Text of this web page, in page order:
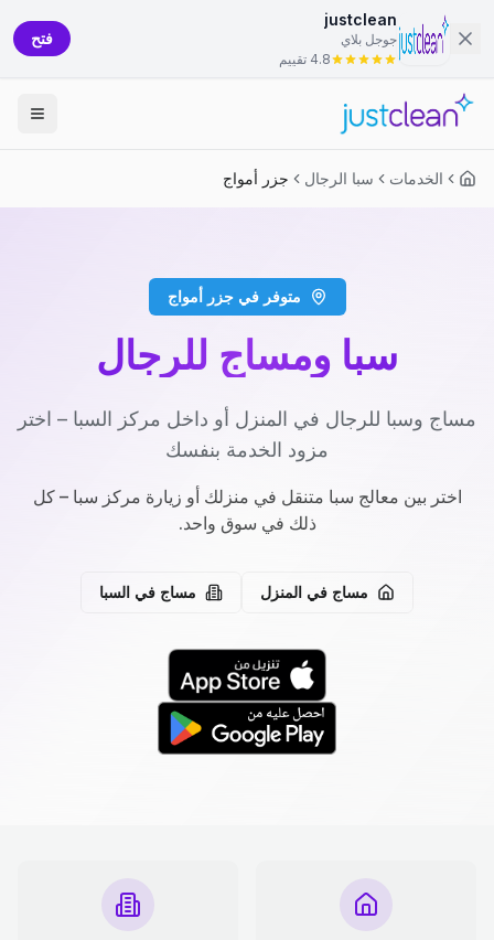
justclean
جوجل بلاي
4.8 تقييم
فتح
الخدمات سبا الرجال جزر أمواج
متوفر في جزر أمواج
سبا ومساج للرجال
مساج وسبا للرجال في المنزل أو داخل مركز السبا – اختر
مزود الخدمة بنفسك
اختر بين معالج سبا متنقل في منزلك أو زيارة مركز سبا – كل
ذلك في سوق واحد.
مساج في المنزل مساج في السبا